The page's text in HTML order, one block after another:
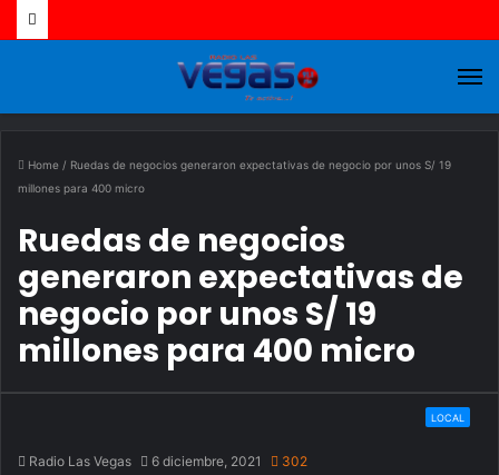
Home / Ruedas de negocios generaron expectativas de negocio por unos S/ 19
millones para 400 micro
Ruedas de negocios
generaron expectativas de
negocio por unos S/ 19
millones para 400 micro
LOCAL
Radio Las Vegas 6 diciembre, 2021 302